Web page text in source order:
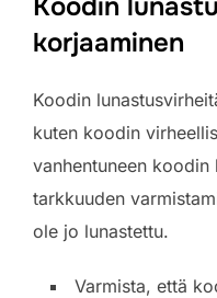
korjaaminen
Koodin
kuten koodin
vanhentuneen
tarkkuuden
ole jo lunastettu.
Varmista, että